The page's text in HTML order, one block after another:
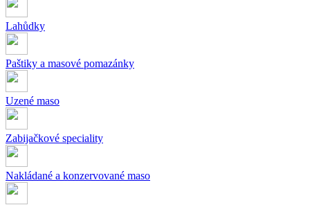
Lahůdky
Paštiky a masové pomazánky
Uzené maso
Zabijačkové speciality
Nakládané a konzervované maso